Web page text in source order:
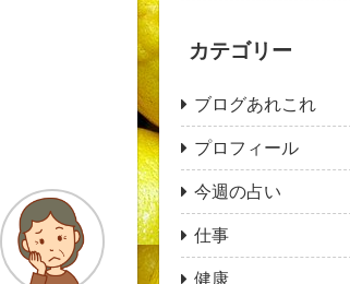
カテゴリー
ブログあれこれ
プロフィール
今週の占い
仕事
健康